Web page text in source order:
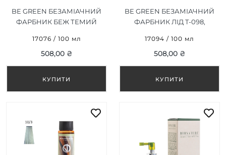
BE GREEN БЕЗАМІАЧНИЙ
ФАРБНИК БЕЖ ТЕМИЙ
17076 / 100 мл
508,00 ₴
BE GREEN БЕЗАМІАЧНИЙ
ФАРБНИК ЛІД T-098,
17094 / 100 мл
508,00 ₴